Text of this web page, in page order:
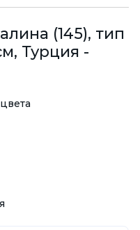
(145), тип
Турция -